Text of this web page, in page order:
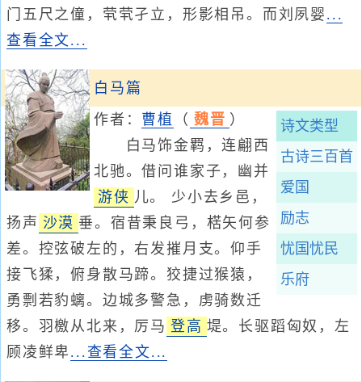
门五尺之僮，茕茕孑立，形影相吊。而刘夙婴 ...
查看全文...
白马篇
诗文类型
古诗三百首
爱国
励志
忧国忧民
乐府
作者： 曹植 （ 魏晋 ）
白马饰金羁，连翩西
北驰。借问谁家子，幽并
游侠 儿。 少小去乡邑，
扬声 沙漠 垂。宿昔秉良弓，楛矢何参
差。控弦破左的，右发摧月支。仰手
接飞猱，俯身散马蹄。狡捷过猴猿，
勇剽若豹螭。边城多警急，虏骑数迁
移。羽檄从北来，厉马 登高 堤。长驱蹈匈奴，左
顾凌鲜卑 ...查看全文...